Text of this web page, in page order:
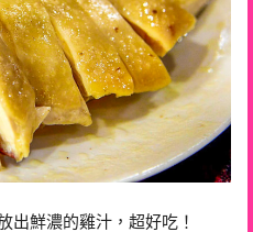
出鮮濃的雞汁，超好吃！